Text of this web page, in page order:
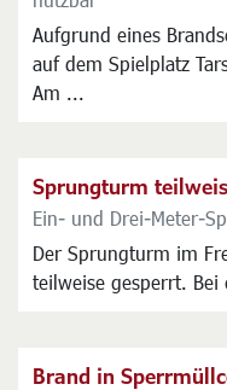
Aufgrund eines
auf dem Spielplatz
Am ...
Sprungturm
Ein- und Drei-Meter-
Der Sprungturm im
teilweise gesperrt.
Brand in